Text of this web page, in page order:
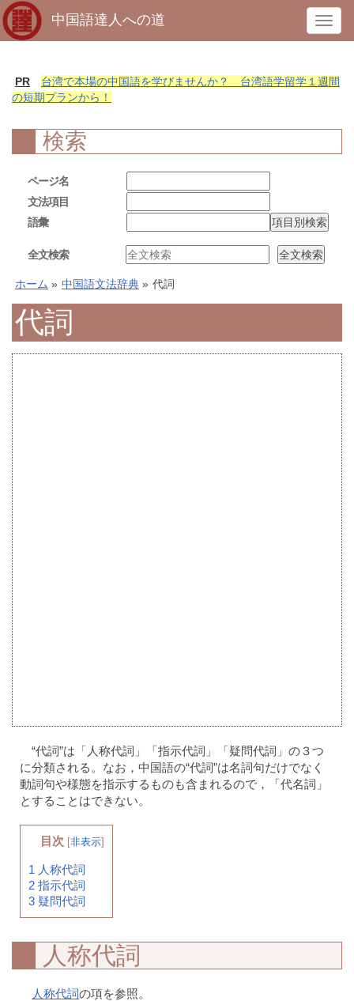
T
o
g
n
a
a
t
i
中国語達人への道
PR
台湾で本場の中国語を学びませんか？ 台湾語学留学１週間
の短期プランから！
検索
ページ名
文法項目
語彙
全文検索
ホーム » 中国語文法辞典 » 代詞
代詞
“代詞”は「人称代詞」「指示代詞」「疑問代詞」の３つ
に分類される。なお，中国語の“代詞”は名詞句だけでなく
動詞句や様態を指示するものも含まれるので，「代名詞」
とすることはできない。
目次 [非表示]
1 人称代詞
2 指示代詞
3 疑問代詞
人称代詞
人称代詞の項を参照。